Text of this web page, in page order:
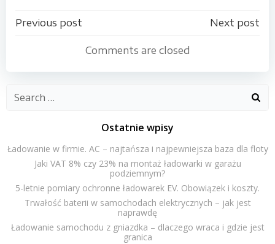
Nawigacja
Previous post
wpisu
Next post
Comments are closed
for:
Ostatnie wpisy
Ładowanie w firmie. AC – najtańsza i najpewniejsza baza dla floty
Jaki VAT 8% czy 23% na montaż ładowarki w garażu
podziemnym?
5-letnie pomiary ochronne ładowarek EV. Obowiązek i koszty.
Trwałość baterii w samochodach elektrycznych – jak jest
naprawdę
Ładowanie samochodu z gniazdka – dlaczego wraca i gdzie jest
granica